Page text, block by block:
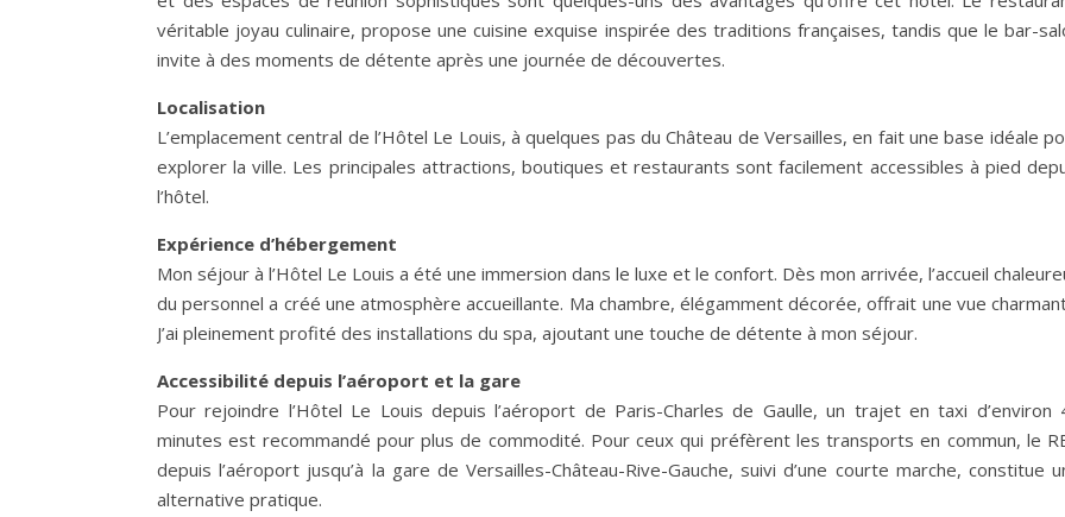
véritable joyau culinaire, propose une cuisine exquise inspirée des traditions françaises, tandis que le bar-
invite à des moments de détente après une journée de découvertes.
Localisation
L’emplacement central de l’Hôtel Le Louis, à quelques pas du Château de Versailles, en fait une base idéale
explorer la ville. Les principales attractions, boutiques et restaurants sont facilement accessibles à pied
l’hôtel.
Expérience d’hébergement
Mon séjour à l’Hôtel Le Louis a été une immersion dans le luxe et le confort. Dès mon arrivée, l’accueil
du personnel a créé une atmosphère accueillante. Ma chambre, élégamment décorée, offrait une vue
J’ai pleinement profité des installations du spa, ajoutant une touche de détente à mon séjour.
Accessibilité depuis l’aéroport et la gare
Pour rejoindre l’Hôtel Le Louis depuis l’aéroport de Paris-Charles de Gaulle, un trajet en taxi d’environ
minutes est recommandé pour plus de commodité. Pour ceux qui préfèrent les transports en commun, le
depuis l’aéroport jusqu’à la gare de Versailles-Château-Rive-Gauche, suivi d’une courte marche, constitue
alternative pratique.